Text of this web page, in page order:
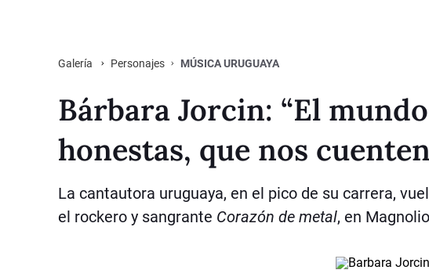
Galería Personajes MÚSICA URUGUAYA
Bárbara Jorcin: “El
honestas, que nos
La cantautora uruguaya, en el pico de su carrera,
el rockero y sangrante Corazón de metal, en